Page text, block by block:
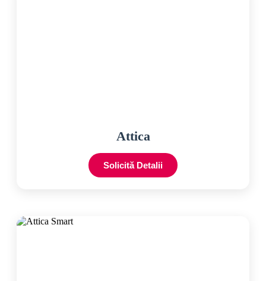
Attica
Solicită Detalii